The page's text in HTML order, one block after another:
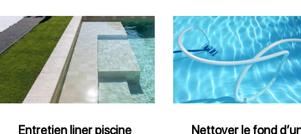
Entretien
liner
piscine
Entretien liner piscine
Nettoyer
le
fond
d’une
piscine
Nettoyer le fond